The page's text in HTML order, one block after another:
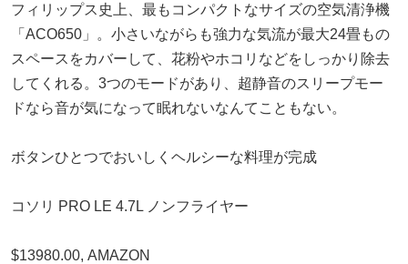
フィリップス史上、最もコンパクトなサイズの空気清浄機
「ACO650」。小さいながらも強力な気流が最大24畳もの
スペースをカバーして、花粉やホコリなどをしっかり除去
してくれる。3つのモードがあり、超静音のスリープモー
ドなら音が気になって眠れないなんてこともない。
ボタンひとつでおいしくヘルシーな料理が完成
コソリ PRO LE 4.7L ノンフライヤー
$13980.00, AMAZON